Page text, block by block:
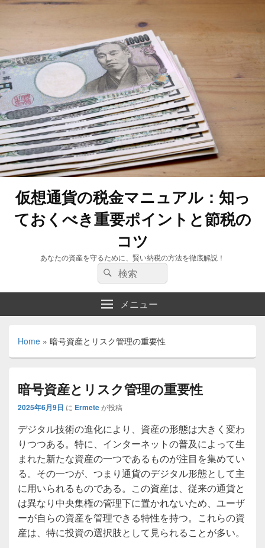
仮想通貨の税金マニュアル：知っ
ておくべき重要ポイントと節税の
コツ
あなたの資産を守るために、賢い納税の方法を徹底解説！
検
索:
検
索
メニュー
Home » 暗号資産とリスク管理の重要性
暗号資産とリスク管理の重要性
2025年6月9日 に Ermeteが投稿
デジタル技術の進化により、資産の形態は大きく変わ
りつつある。 特に、インターネットの普及によって生
まれた新たな資産の一つであるものが注目を集めてい
る。その一つが、つまり通貨のデジタル形態として主
に用いられるものである。この資産は、従来の通貨と
は異なり中央集権の管理下に置かれないため、ユーザ
ーが自らの資産を管理できる特性を持つ。これらの資
産は、特に投資の選択肢として見られることが多い。